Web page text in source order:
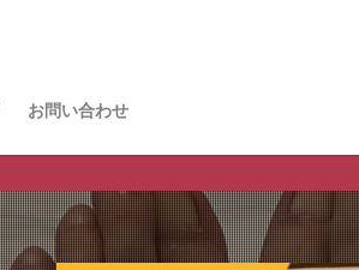
お問い合わせ